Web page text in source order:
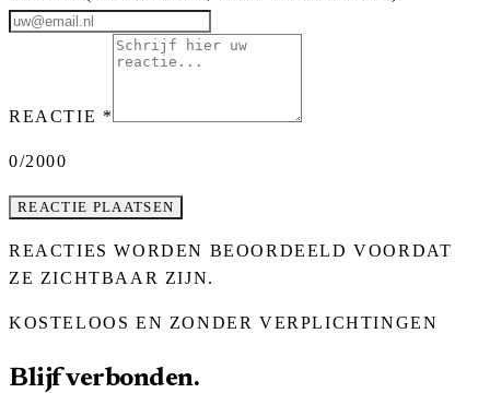
REACTIE *
0/2000
REACTIE PLAATSEN
REACTIES WORDEN BEOORDEELD VOORDAT
ZE ZICHTBAAR ZIJN.
KOSTELOOS EN ZONDER VERPLICHTINGEN
Blijf verbonden.